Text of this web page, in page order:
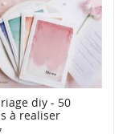
diy - 50
à realiser